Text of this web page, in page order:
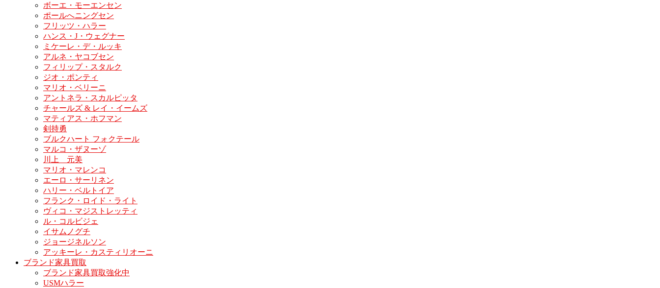
ボーエ・モーエンセン
ポールへニングセン
フリッツ・ハラー
ハンス・J・ウェグナー
ミケーレ・デ・ルッキ
アルネ・ヤコブセン
フィリップ・スタルク
ジオ・ポンティ
マリオ・ベリーニ
アントネラ・スカルピッタ
チャールズ & レイ・イームズ
マティアス・ホフマン
剣持勇
ブルクハート フォクテール
マルコ・ザヌーゾ
川上 元美
マリオ・マレンコ
エーロ・サーリネン
ハリー・ベルトイア
フランク・ロイド・ライト
ヴィコ・マジストレッティ
ル・コルビジェ
イサムノグチ
ジョージネルソン
アッキーレ・カスティリオーニ
ブランド家具買取
ブランド家具買取強化中
USMハラー